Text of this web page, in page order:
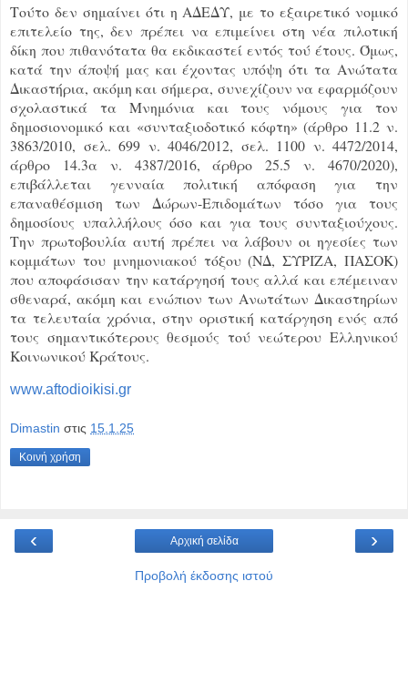
Τούτο δεν σημαίνει ότι η ΑΔΕΔΥ, με το εξαιρετικό νομικό
επιτελείο της, δεν πρέπει να επιμείνει στη νέα πιλοτική
δίκη που πιθανότατα θα εκδικαστεί εντός τού έτους. Όμως,
κατά την άποψή μας και έχοντας υπόψη ότι τα Ανώτατα
Δικαστήρια, ακόμη και σήμερα, συνεχίζουν να εφαρμόζουν
σχολαστικά τα Μνημόνια και τους νόμους για τον
δημοσιονομικό και «συνταξιοδοτικό κόφτη» (άρθρο 11.2 ν.
3863/2010, σελ. 699 ν. 4046/2012, σελ. 1100 ν. 4472/2014,
άρθρο 14.3α ν. 4387/2016, άρθρο 25.5 ν. 4670/2020),
επιβάλλεται γενναία πολιτική απόφαση για την
επαναθέσμιση των Δώρων-Επιδομάτων τόσο για τους
δημοσίους υπαλλήλους όσο και για τους συνταξιούχους.
Την πρωτοβουλία αυτή πρέπει να λάβουν οι ηγεσίες των
κομμάτων του μνημονιακού τόξου (ΝΔ, ΣΥΡΙΖΑ, ΠΑΣΟΚ)
που αποφάσισαν την κατάργησή τους αλλά και επέμειναν
σθεναρά, ακόμη και ενώπιον των Ανωτάτων Δικαστηρίων
τα τελευταία χρόνια, στην οριστική κατάργηση ενός από
τους σημαντικότερους θεσμούς τού νεώτερου Ελληνικού
Κοινωνικού Κράτους.
www.aftodioikisi.gr
Dimastin στις 15.1.25
Κοινή χρήση
‹ ›
Αρχική σελίδα
Προβολή έκδοσης ιστού